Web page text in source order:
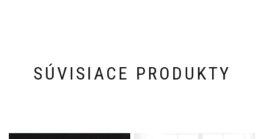
SÚVISIACE PRODUKTY